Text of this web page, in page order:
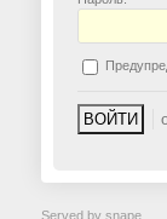
П
Served by snape